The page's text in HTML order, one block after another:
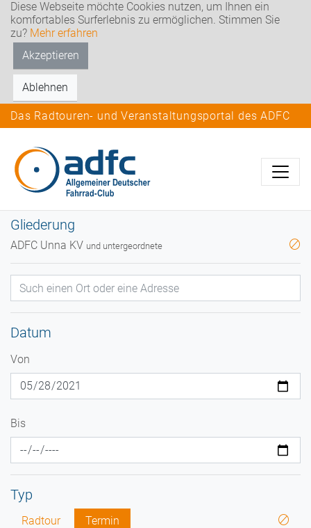
Diese Webseite möchte Cookies nutzen, um Ihnen ein
komfortables Surferlebnis zu ermöglichen. Stimmen Sie
zu? Mehr erfahren
Akzeptieren
Ablehnen
Das Radtouren- und Veranstaltungsportal des ADFC
Gliederung
ADFC Unna KV und untergeordnete
Datum
Von
Bis
Typ
Radtour Termin